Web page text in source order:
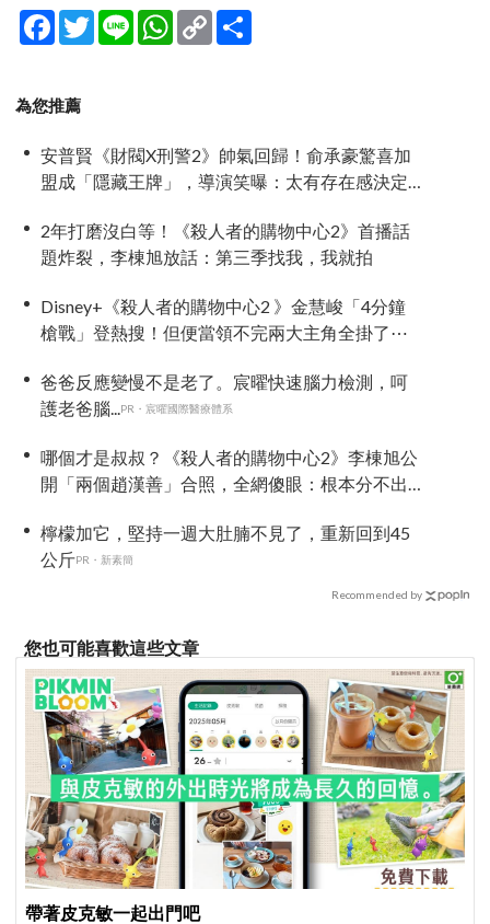
Facebook
TwitterLine WhatsApp
Copy
Link
為您推薦
安普賢《財閥X刑警2》帥氣回歸！俞承豪驚喜加
盟成「隱藏王牌」，導演笑曝：太有存在感決定
2年打磨沒白等！《殺人者的購物中心2》首播話
題炸裂，李棟旭放話：第三季找我，我就拍
Disney+《殺人者的購物中心2 》金慧峻「4分鐘
槍戰」登熱搜！但便當領不完兩大主角全掛了⋯
爸爸反應變慢不是老了。宸曜快速腦力檢測，呵
護老爸腦...PR・宸曜國際醫療體系
哪個才是叔叔？《殺人者的購物中心2》李棟旭公
開「兩個趙漢善」合照，全網傻眼：根本分不出
檸檬加它，堅持一週大肚腩不見了，重新回到45
公斤PR・新素簡
Recommended by
您也可能喜歡這些文章
帶著皮克敏一起出門吧